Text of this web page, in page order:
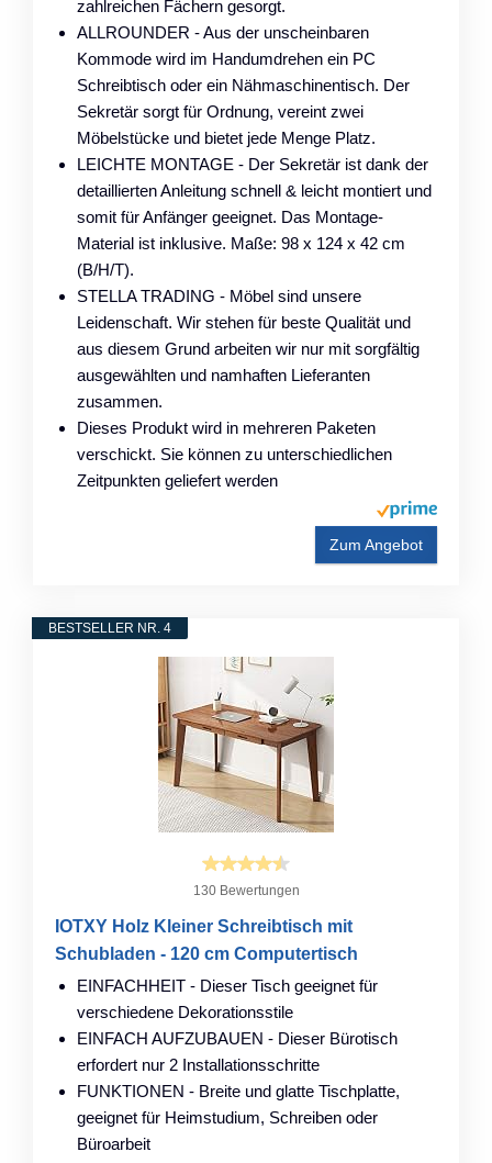
zahlreichen Fächern gesorgt.
ALLROUNDER - Aus der unscheinbaren
Kommode wird im Handumdrehen ein PC
Schreibtisch oder ein Nähmaschinentisch. Der
Sekretär sorgt für Ordnung, vereint zwei
Möbelstücke und bietet jede Menge Platz.
LEICHTE MONTAGE - Der Sekretär ist dank der
detaillierten Anleitung schnell & leicht montiert und
somit für Anfänger geeignet. Das Montage-
Material ist inklusive. Maße: 98 x 124 x 42 cm
(B/H/T).
STELLA TRADING - Möbel sind unsere
Leidenschaft. Wir stehen für beste Qualität und
aus diesem Grund arbeiten wir nur mit sorgfältig
ausgewählten und namhaften Lieferanten
zusammen.
Dieses Produkt wird in mehreren Paketen
verschickt. Sie können zu unterschiedlichen
Zeitpunkten geliefert werden
Zum Angebot
BESTSELLER NR. 4
130 Bewertungen
IOTXY Holz Kleiner Schreibtisch mit
Schubladen - 120 cm Computertisch
EINFACHHEIT - Dieser Tisch geeignet für
verschiedene Dekorationsstile
EINFACH AUFZUBAUEN - Dieser Bürotisch
erfordert nur 2 Installationsschritte
FUNKTIONEN - Breite und glatte Tischplatte,
geeignet für Heimstudium, Schreiben oder
Büroarbeit